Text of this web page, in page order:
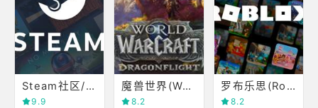
Steam社区/商店
9.9
魔兽世界(World of Warcraft)
8.2
罗布乐思(Roblox)
8.2